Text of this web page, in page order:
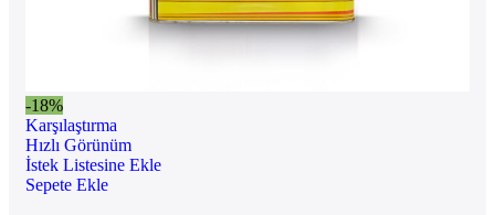
-18%
Karşılaştırma
Hızlı Görünüm
İstek Listesine Ekle
Sepete Ekle